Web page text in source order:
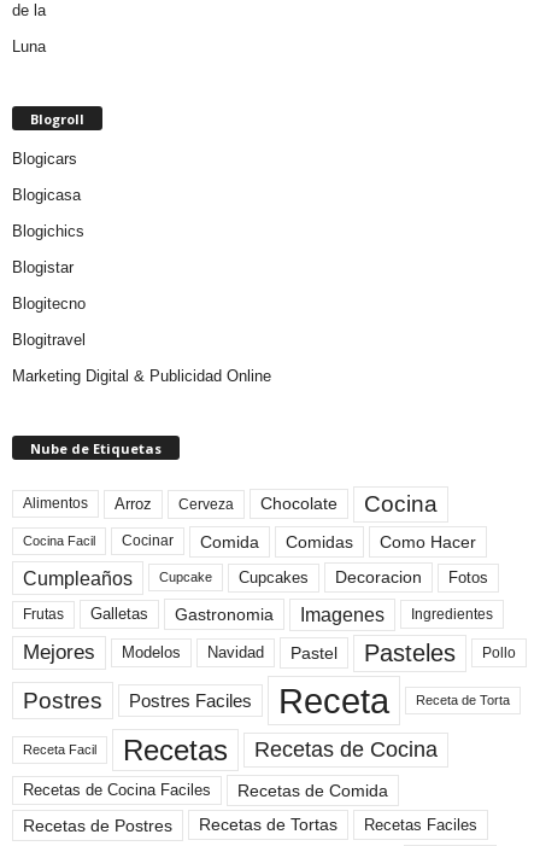
Blogroll
Blogicars
Blogicasa
Blogichics
Blogistar
Blogitecno
Blogitravel
Marketing Digital & Publicidad Online
Nube de Etiquetas
Alimentos Arroz Cerveza Chocolate Cocina
Cocina Facil Cocinar Comida Comidas Como Hacer
Cumpleaños Cupcake Cupcakes Decoracion Fotos
Frutas Galletas Gastronomia Imagenes Ingredientes
Mejores Modelos Navidad Pastel Pasteles Pollo
Postres Postres Faciles Receta Receta de Torta
Receta Facil Recetas Recetas de Cocina
Recetas de Cocina Faciles
Recetas de Comida
Recetas de Postres
Recetas de Tortas Recetas Faciles